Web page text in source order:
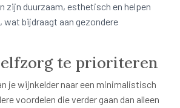
zijn duurzaam, esthetisch en helpen
wat bijdraagt aan gezondere
te prioriteren
je wijnkelder naar een minimalistisch
voordelen die verder gaan dan alleen